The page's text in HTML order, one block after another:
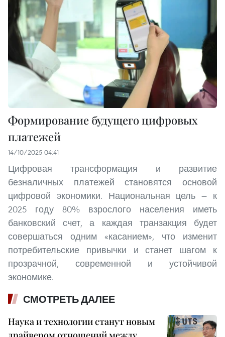
Формирование будущего цифровых
платежей
14/10/2025 04:41
Цифровая трансформация и развитие
безналичных платежей становятся основой
цифровой экономики. Национальная цель — к
2025 году 80% взрослого населения иметь
банковский счет, а каждая транзакция будет
совершаться одним «касанием», что изменит
потребительские привычки и станет шагом к
прозрачной, современной и устойчивой
экономике.
СМОТРЕТЬ ДАЛЕЕ
Наука и технологии станут новым